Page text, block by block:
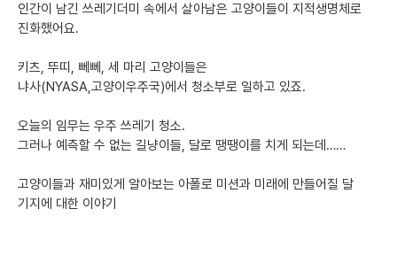
인간이 남긴 쓰레기더미 속에서 살아남은 고양이들이 지적생명체로
진화했어요.
키츠, 뚜띠, 뻬뻬, 세 마리 고양이들은
냐사(NYASA,고양이우주국)에서 청소부로 일하고 있죠.
오늘의 임무는 우주 쓰레기 청소.
그러나 예측할 수 없는 길냥이들, 달로 땡땡이를 치게 되는데……
고양이들과 재미있게 알아보는 아폴로 미션과 미래에 만들어질 달
기지에 대한 이야기